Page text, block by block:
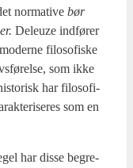
nor­ma­ti­ve bør
er. Deleuze ind­fø­rer
filo­so­fi­ske
som ikke
har filo­so­fi­
som en
har dis­se begre­